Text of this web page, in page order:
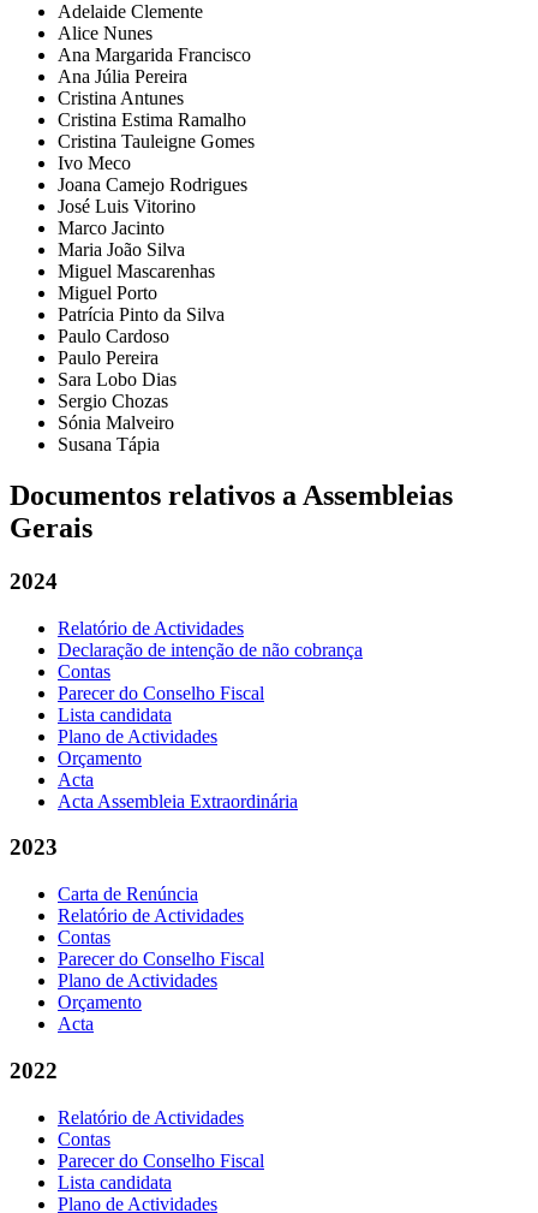
Adelaide Clemente
Alice Nunes
Ana Margarida Francisco
Ana Júlia Pereira
Cristina Antunes
Cristina Estima Ramalho
Cristina Tauleigne Gomes
Ivo Meco
Joana Camejo Rodrigues
José Luis Vitorino
Marco Jacinto
Maria João Silva
Miguel Mascarenhas
Miguel Porto
Patrícia Pinto da Silva
Paulo Cardoso
Paulo Pereira
Sara Lobo Dias
Sergio Chozas
Sónia Malveiro
Susana Tápia
Documentos relativos a Assembleias
Gerais
2024
Relatório de Actividades
Declaração de intenção de não cobrança
Contas
Parecer do Conselho Fiscal
Lista candidata
Plano de Actividades
Orçamento
Acta
Acta Assembleia Extraordinária
2023
Carta de Renúncia
Relatório de Actividades
Contas
Parecer do Conselho Fiscal
Plano de Actividades
Orçamento
Acta
2022
Relatório de Actividades
Contas
Parecer do Conselho Fiscal
Lista candidata
Plano de Actividades